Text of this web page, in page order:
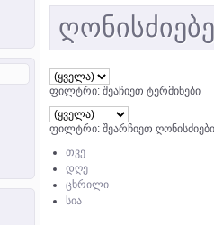
ფილტრი: შეაჩიეთ ტერმინები
ფილტრი: შეარჩიეთ
თვე
დღე
ცხრილი
სია